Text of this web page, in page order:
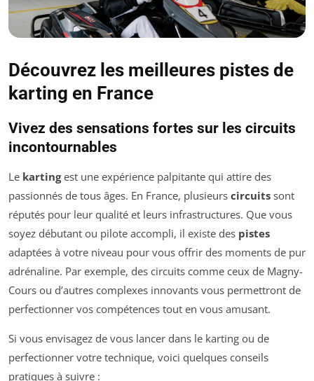
Découvrez les meilleures pistes de
karting en France
Vivez des sensations fortes sur les circuits
incontournables
Le kartingest une expérience palpitante qui attire des
passionnés de tous âges. En France, plusieurs circuits sont
réputés pour leur qualité et leurs infrastructures. Que vous
soyez débutant ou pilote accompli, il existe des pistes
adaptées à votre niveau pour vous offrir des moments de pur
adrénaline. Par exemple, des circuits comme ceux de Magny-
Cours ou d’autres complexes innovants vous permettront de
perfectionner vos compétences tout en vous amusant.
Si vous envisagez de vous lancer dans le karting ou de
perfectionner votre technique, voici quelques conseils
pratiques à suivre :